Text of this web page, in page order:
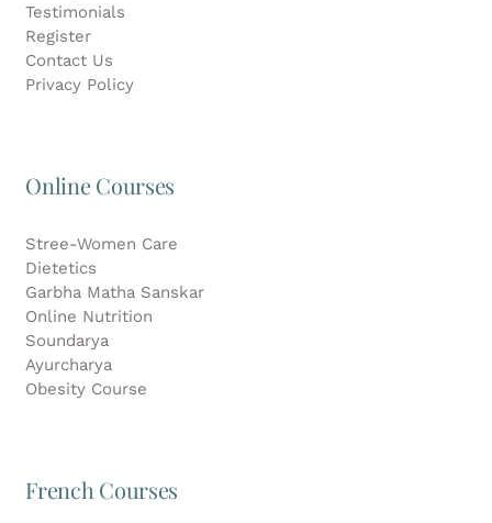
Testimonials
Register
Contact Us
Privacy Policy
Online Courses
Stree-Women Care
Dietetics
Garbha Matha Sanskar
Online Nutrition
Soundarya
Ayurcharya
Obesity Course
French Courses